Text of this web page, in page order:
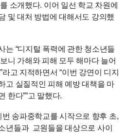
소개했다. 이어 일선 학교 차원에
및 대처 방법에 대해서도 강의했
는 “디지털 폭력에 관한 청소년들
니 가해와 피해 모두 해마다 늘어
고 지적하면서 “이번 강연이 디지
고 실질적인 피해 예방 대책을 마
한다””고 말했다.
송파중학교를 시작으로 향후 초,
년들과 교원들을 대상으로 사이